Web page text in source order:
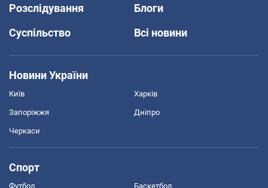
Розслідування
Блоги
Суспільство
Всі новини
Новини України
Київ Харків
Запоріжжя Дніпро
Черкаси
Спорт
Футбол Баскетбол